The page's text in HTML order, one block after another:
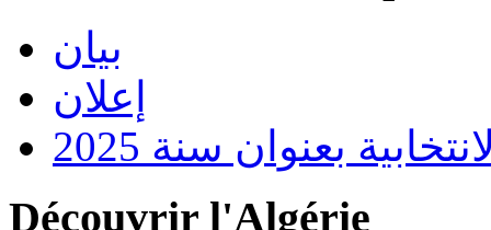
بيان
إعلان
بعنوان سنة 2025
Découvrir l'Algérie